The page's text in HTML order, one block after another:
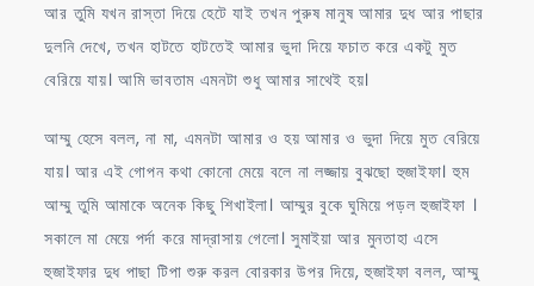
আর তুমি যখন রাস্তা দিয়ে হেটে যাই তখন পুরুষ মানুষ আমার দুধ আর পাছার
দুলনি দেখে, তখন হাটতে হাটতেই আমার ভুদা দিয়ে ফচাত করে একটু মুত
বেরিয়ে যায়। আমি ভাবতাম এমনটা শুধু আমার সাথেই হয়।
আম্মু হেসে বলল, না মা, এমনটা আমার ও হয় আমার ও ভুদা দিয়ে মুত বেরিয়ে
যায়। আর এই গোপন কথা কোনো মেয়ে বলে না লজ্জায় বুঝছো হুজাইফা। হুম
আম্মু তুমি আমাকে অনেক কিছু শিখাইলা। আম্মুর বুকে ঘুমিয়ে পড়ল হুজাইফা ।
সকালে মা মেয়ে পর্দা করে মাদ্রাসায় গেলো। সুমাইয়া আর মুনতাহা এসে
হুজাইফার দুধ পাছা টিপা শুরু করল বোরকার উপর দিয়ে, হুজাইফা বলল, আম্মু